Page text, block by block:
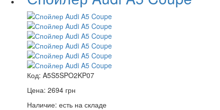
Код: A5S5SPO2KP07
Цена: 2694 грн
Наличие: есть на складе